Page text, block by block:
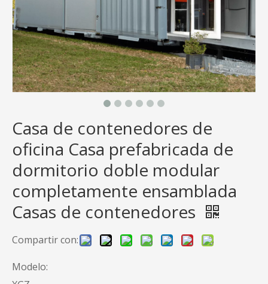
Casa de contenedores de
oficina Casa prefabricada de
dormitorio doble modular
completamente ensamblada
Casas de contenedores
Compartir con:
Modelo: